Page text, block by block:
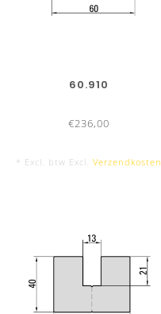
60.910
€236,00
* Excl. btw Excl. Verzendkosten